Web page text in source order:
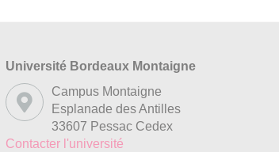
Université Bordeaux Montaigne
Campus Montaigne
Esplanade des Antilles
33607 Pessac Cedex
Contacter l'université